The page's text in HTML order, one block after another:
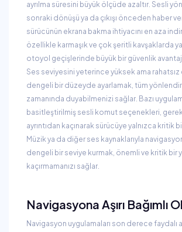
ayrılma süresini büyük ölçüde azaltır. Sesli
sonraki dönüşü ya da çıkışı önceden haber
sürücünün ekrana bakma ihtiyacını en aza
özellikle karmaşık ve çok şeritli kavşaklarda
otoyol geçişlerinde büyük bir güvenlik
Ses seviyesini yeterince yüksek ama
dengeli bir düzeyde ayarlamak, tüm
zamanında duyabilmenizi sağlar. Bazı
basitleştirilmiş sesli komut seçenekleri,
ayrıntıdan kaçınarak sürücüye yalnızca kritik
Müzik ya da diğer ses kaynaklarıyla
dengeli bir seviye kurmak, önemli ve kritik bir
kaçırmamanızı sağlar.
Navigasyona Aşırı Bağımlı
Navigasyon uygulamaları son derece faydalı